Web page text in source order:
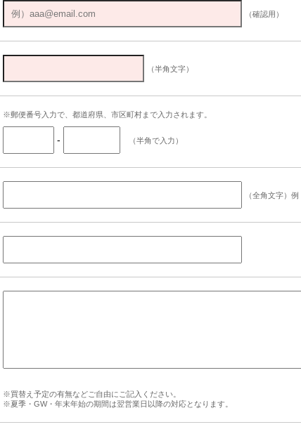
（確認用）
（半角文字）
※郵便番号入力で、都道府県、市区町村まで入力されます。
- （半角で入力）
（全角文字）
※買替え予定の有無などご自由にご記入ください。
※夏季・GW・年末年始の期間は翌営業日以降の対応となります。